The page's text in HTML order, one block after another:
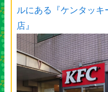
ルにある『ケンタッ
店』